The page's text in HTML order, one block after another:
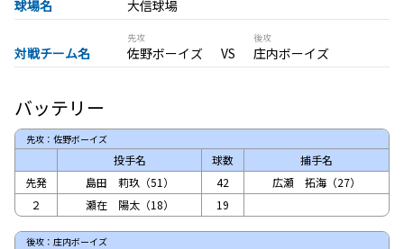
球場名
大信球場
対戦チーム名
先攻
佐野ボーイズ
後攻
庄内ボーイズ
バッテリー
先攻：佐野ボーイズ
投手名 球数
捕手名
先発
島田 莉玖（51） 42
広瀬 拓海（27）
２
瀬在 陽太（18） 19
後攻：庄内ボーイズ